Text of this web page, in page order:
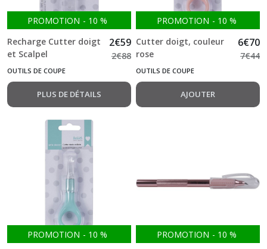
PROMOTION - 10 %
Recharge Cutter doigt
et Scalpel
2€59
2€88
OUTILS DE COUPE
PLUS DE DÉTAILS
PROMOTION - 10 %
Cutter doigt, couleur
rose
6€70
7€44
OUTILS DE COUPE
AJOUTER
PROMOTION - 10 %
PROMOTION - 10 %